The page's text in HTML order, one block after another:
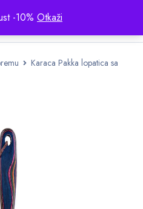
-10% Otkaži
Karaca Pakka lopatica sa